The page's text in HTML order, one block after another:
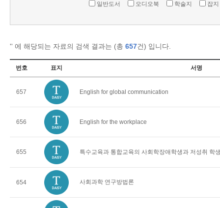
일반도서
오디오북 학술지 잡지
'' 에 해당되는 자료의 검색 결과는 (총 657건) 입니다.
번호 표지 서명
657 English for global communication
656 English for the workplace
655 특수교육과 통합교육의 사회학장애학생과 저성취 학
654 사회과학 연구방법론